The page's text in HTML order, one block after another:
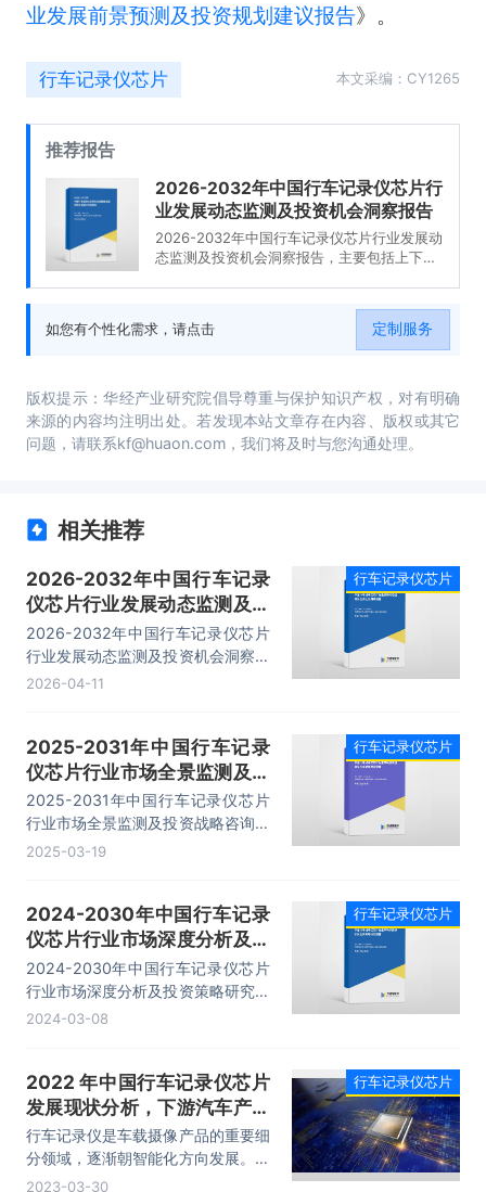
业发展前景预测及投资规划建议报告》。
行车记录仪芯片 本文采编：CY1265
推荐报告
2026-2032年中国行车记录仪芯片行
业发展动态监测及投资机会洞察报告
2026-2032年中国行车记录仪芯片行业发展动
态监测及投资机会洞察报告，主要包括上下游
如您有个性化需求，请点击
定制服务
版权提示：华经产业研究院倡导尊重与保护知识产权，对有明确
来源的内容均注明出处。若发现本站文章存在内容、版权或其它
问题，请联系kf@huaon.com，我们将及时与您沟通处理。
相关推荐
2026-2032年中国行车记录
仪芯片行业发展动态监测及投
资机会洞察报告
2026-2032年中国行车记录仪芯片
行业发展动态监测及投资机会洞察报
告，主要包括上下游行业分析、投资
2026-04-11
行车记录仪芯片
2025-2031年中国行车记录
仪芯片行业市场全景监测及投
资战略咨询报告
2025-2031年中国行车记录仪芯片
行业市场全景监测及投资战略咨询报
告，主要包括上下游行业分析、投资
2025-03-19
行车记录仪芯片
2024-2030年中国行车记录
仪芯片行业市场深度分析及投
资策略研究报告
2024-2030年中国行车记录仪芯片
行业市场深度分析及投资策略研究报
告，主要包括上下游行业分析、投资
2024-03-08
行车记录仪芯片
2022 年中国行车记录仪芯片
发展现状分析，下游汽车产销
量上涨，行业需求潜力较大
「图」
行车记录仪是车载摄像产品的重要细
分领域，逐渐朝智能化方向发展。其
行车记录仪芯片为行车记录仪重要组
2023-03-30
行车记录仪芯片